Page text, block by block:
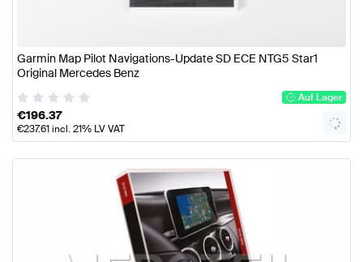
Garmin Map Pilot Navigations-Update SD ECE NTG5 Star1
Original Mercedes Benz
Auf Lager
€196.37
€237.61incl. 21% LV VAT